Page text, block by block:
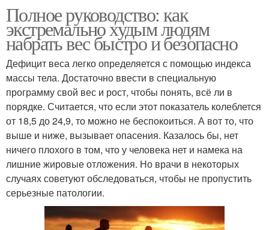
Полное руководство: как
экстремально худым людям
набрать вес быстро и безопасно
Дефицит веса легко определяется с помощью индекса
массы тела. Достаточно ввести в специальную
программу свой вес и рост, чтобы понять, всё ли в
порядке. Считается, что если этот показатель колеблется
от 18,5 до 24,9, то можно не беспокоиться. А вот то, что
выше и ниже, вызывает опасения. Казалось бы, нет
ничего плохого в том, что у человека нет и намека на
лишние жировые отложения. Но врачи в некоторых
случаях советуют обследоваться, чтобы не пропустить
серьезные патологии.